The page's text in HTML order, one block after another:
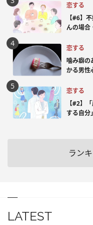
恋する
【#6】
んの場合
恋する
噛み癖の
かる男性
恋する
【#2】
する自分
ラン
LATEST